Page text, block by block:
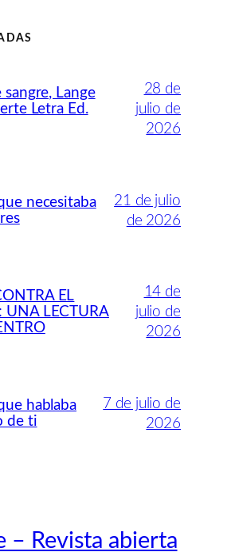
sangre, Lange
Letra Ed.
28 de
julio de
2026
necesitaba
21 de julio
de 2026
EL
UNA LECTURA
14 de
julio de
2026
hablaba
de ti
7 de julio de
2026
– Revista abierta